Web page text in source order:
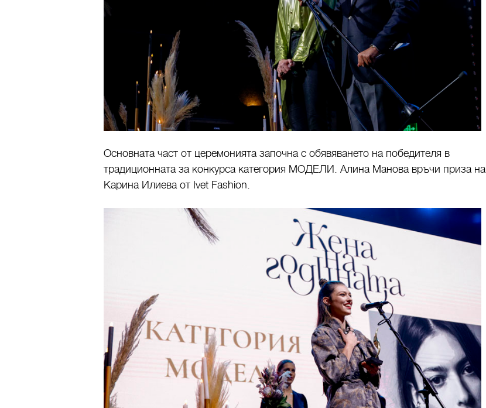
Основната част от церемонията започна с обявяването на победителя в
традиционната за конкурса категория МОДЕЛИ. Алина Манова връчи приза на
Карина Илиева от Ivet Fashion.